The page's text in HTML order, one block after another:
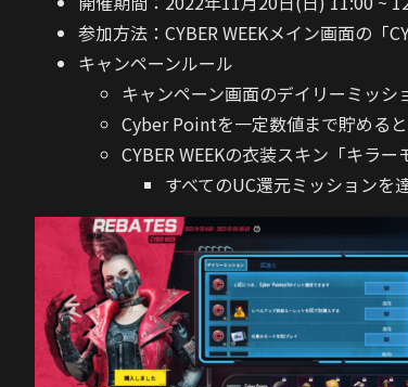
参加方法：CYBER WEEKメイン画面の「
キャンペーンルール
キャンペーン画面のデイリーミッ
Cyber Pointを一定数値まで貯める
CYBER WEEKの衣装スキン「キラ
すべてのUC還元ミッションを